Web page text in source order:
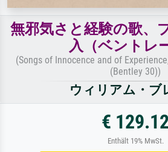
無邪気さと経験の歌、
入（ベントレ
(Songs of Innocence and of
(Bentley 30))
ウィリアム・ブ
€ 129.12
Enthält 19% MwSt.